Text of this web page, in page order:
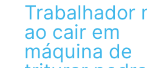
Trabalhador
ao cair em
máquina de